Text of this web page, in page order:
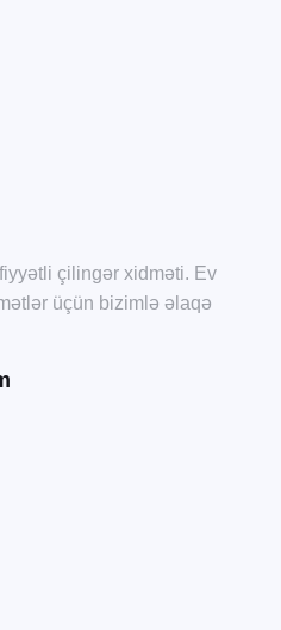
çilingər xidməti. Ev
üçün bizimlə əlaqə